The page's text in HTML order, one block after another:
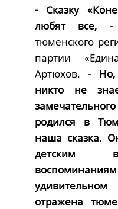
- Сказку
любят все, -
тюменского
партии
Артюхов. -
никто не
родился в
наша сказка.
детским
отражена